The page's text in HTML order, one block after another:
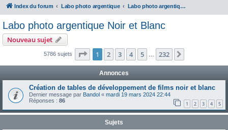
Index du forum Labo photo argentique Labo photo argentique Noir et Blanc
Labo photo argentique Noir et Blanc
Nouveau sujet
5786 sujets Page 1sur232
1 2 3 4 5 232
Annonces
Création de tables de développement de films noir et blanc
Dernier message par Bandol « mardi 19 mars 2024 22:44
Réponses : 86 1 2 3 4 5
Sujets